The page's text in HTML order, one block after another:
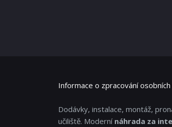
Informace o zpracování
Dodávky, instalace, montáž,
učiliště. Moderní náhrada za